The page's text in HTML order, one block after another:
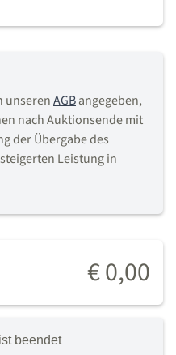
€ 0,00
beendet
unserenAGBangegeben,
nach Auktionsende mit
der Übergabe des
Leistung in